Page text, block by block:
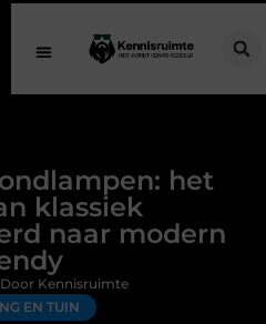
een goed doel: waarom geven
het
klassiek
naar modern
EN TUIN
Kennisruimte